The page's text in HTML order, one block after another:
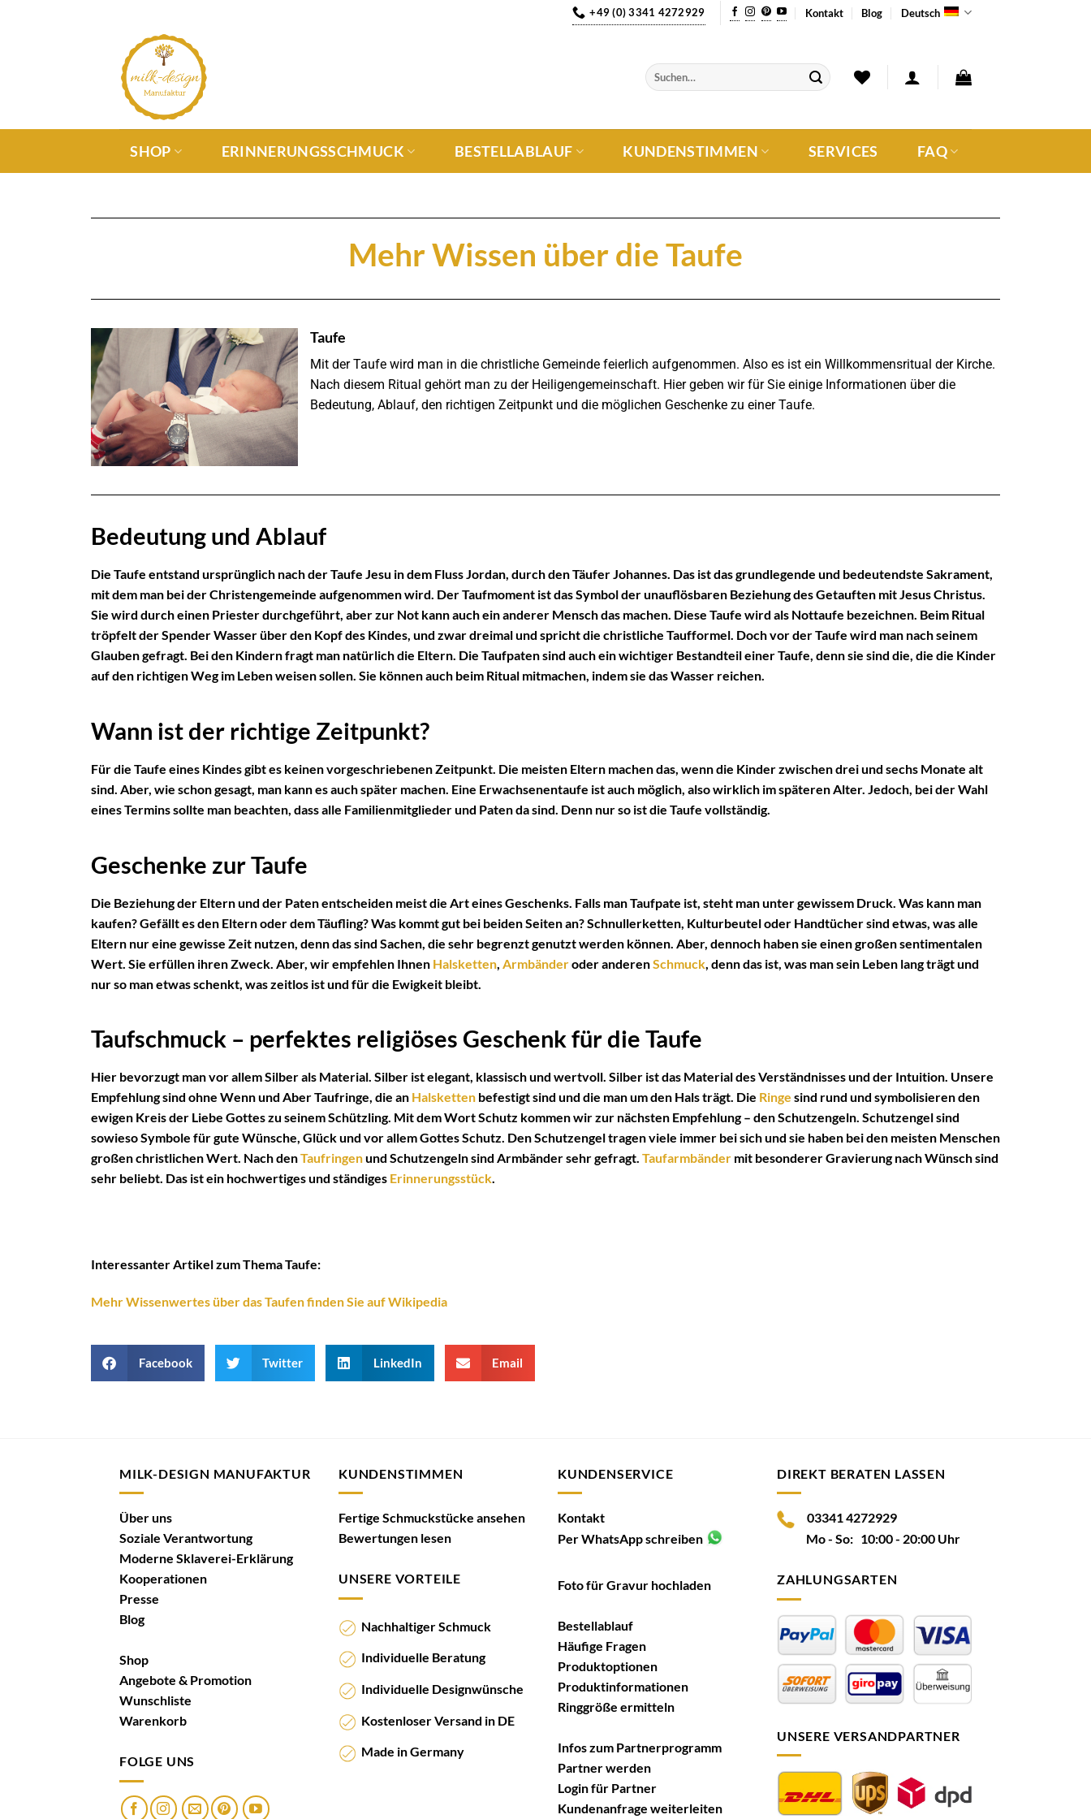
+49 (0) 3341 4272929 Kontakt Blog Deutsch
SHOP ERINNERUNGSSCHMUCK BESTELLABLAUF KUNDENSTIMMEN SERVICES FAQ
Mehr Wissen über die Taufe
Taufe
Mit der Taufe wird man in die christliche Gemeinde feierlich aufgenommen. Also es ist ein Willkommensritual der Kirche.
Nach diesem Ritual gehört man zu der Heiligengemeinschaft. Hier geben wir für Sie einige Informationen über die
Bedeutung, Ablauf, den richtigen Zeitpunkt und die möglichen Geschenke zu einer Taufe.
Bedeutung und Ablauf
Die Taufe entstand ursprünglich nach der Taufe Jesu in dem Fluss Jordan, durch den Täufer Johannes. Das ist das grundlegende und bedeutendste Sakrament,
mit dem man bei der Christengemeinde aufgenommen wird. Der Taufmoment ist das Symbol der unauflösbaren Beziehung des Getauften mit Jesus Christus.
Sie wird durch einen Priester durchgeführt, aber zur Not kann auch ein anderer Mensch das machen. Diese Taufe wird als Nottaufe bezeichnen. Beim Ritual
tröpfelt der Spender Wasser über den Kopf des Kindes, und zwar dreimal und spricht die christliche Taufformel. Doch vor der Taufe wird man nach seinem
Glauben gefragt. Bei den Kindern fragt man natürlich die Eltern. Die Taufpaten sind auch ein wichtiger Bestandteil einer Taufe, denn sie sind die, die die Kinder
auf den richtigen Weg im Leben weisen sollen. Sie können auch beim Ritual mitmachen, indem sie das Wasser reichen.
Wann ist der richtige Zeitpunkt?
Für die Taufe eines Kindes gibt es keinen vorgeschriebenen Zeitpunkt. Die meisten Eltern machen das, wenn die Kinder zwischen drei und sechs Monate alt
sind. Aber, wie schon gesagt, man kann es auch später machen. Eine Erwachsenentaufe ist auch möglich, also wirklich im späteren Alter. Jedoch, bei der Wahl
eines Termins sollte man beachten, dass alle Familienmitglieder und Paten da sind. Denn nur so ist die Taufe vollständig.
Geschenke zur Taufe
Die Beziehung der Eltern und der Paten entscheiden meist die Art eines Geschenks. Falls man Taufpate ist, steht man unter gewissem Druck. Was kann man
kaufen? Gefällt es den Eltern oder dem Täufling? Was kommt gut bei beiden Seiten an? Schnullerketten, Kulturbeutel oder Handtücher sind etwas, was alle
Eltern nur eine gewisse Zeit nutzen, denn das sind Sachen, die sehr begrenzt genutzt werden können. Aber, dennoch haben sie einen großen sentimentalen
Wert. Sie erfüllen ihren Zweck. Aber, wir empfehlen Ihnen Halsketten Armbänderoder anderenSchmuck , denn das ist, was man sein Leben lang trägt und
nur so man etwas schenkt, was zeitlos ist und für die Ewigkeit bleibt.
Taufschmuck – perfektes religiöses Geschenk für die Taufe
Hier bevorzugt man vor allem Silber als Material. Silber ist elegant, klassisch und wertvoll. Silber ist das Material des Verständnisses und der Intuition. Unsere
Empfehlung sind ohne Wenn und Aber Taufringe, die an Halsketten befestigt sind und die man um den Hals trägt. Die Ringe sind rund und symbolisieren den
ewigen Kreis der Liebe Gottes zu seinem Schützling. Mit dem Wort Schutz kommen wir zur nächsten Empfehlung – den Schutzengeln. Schutzengel sind
sowieso Symbole für gute Wünsche, Glück und vor allem Gottes Schutz. Den Schutzengel tragen viele immer bei sich und sie haben bei den meisten Menschen
großen christlichen Wert. Nach denTaufringenund Schutzengeln sind Armbänder sehr gefragt. Taufarmbänder mit besonderer Gravierung nach Wünsch sind
sehr beliebt. Das ist ein hochwertiges und ständiges Erinnerungsstück.
Interessanter Artikel zum Thema Taufe:
Mehr Wissenwertes über das Taufen finden Sie auf Wikipedia
Facebook Twitter LinkedIn Email
MILK-DESIGN MANUFAKTUR
Über uns
Soziale Verantwortung
Moderne Sklaverei-Erklärung
Kooperationen
Presse
Blog
Shop
Angebote & Promotion
Wunschliste
Warenkorb
FOLGE UNS
KUNDENSTIMMEN
Fertige Schmuckstücke ansehen
Bewertungen lesen
UNSERE VORTEILE
Nachhaltiger Schmuck
Individuelle Beratung
Individuelle Designwünsche
Kostenloser Versand in DE
Made in Germany
KUNDENSERVICE
Kontakt
Per WhatsApp schreiben
Foto für Gravur hochladen
Bestellablauf
Häufige Fragen
Produktoptionen
Produktinformationen
Ringgröße ermitteln
Infos zum Partnerprogramm
Partner werden
Login für Partner
Kundenanfrage weiterleiten
DIREKT BERATEN LASSEN
03341 4272929
Mo - So: 10:00 - 20:00 Uhr
ZAHLUNGSARTEN
UNSERE VERSANDPARTNER